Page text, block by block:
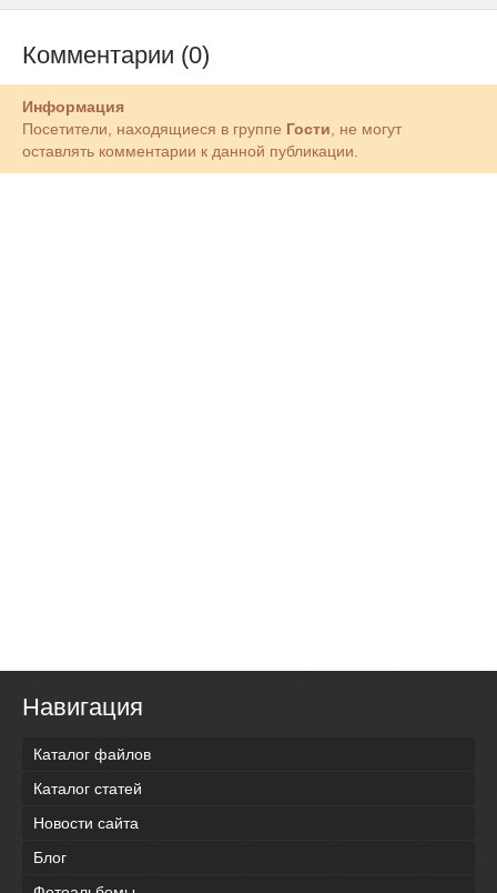
Комментарии (0)
Информация
Посетители, находящиеся в группе Гости, не могут
оставлять комментарии к данной публикации.
Навигация
Каталог файлов
Каталог статей
Новости сайта
Блог